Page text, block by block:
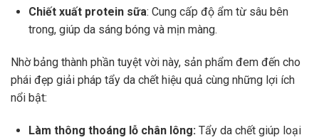
Chiết xuất protein sữa: Cung cấp độ ẩm từ sâu bên
trong, giúp da sáng bóng và mịn màng.
Nhờ bảng thành phần tuyệt vời này, sản phẩm đem đến cho
phái đẹp giải pháp tẩy da chết hiệu quả cùng những lợi ích
nổi bật:
Làm thông thoáng lỗ chân lông: Tẩy da chết giúp loại